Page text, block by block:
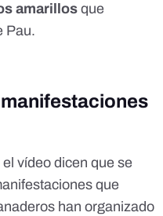
amarillosque
Pau.
vídeo dicen que se
que
han organizado